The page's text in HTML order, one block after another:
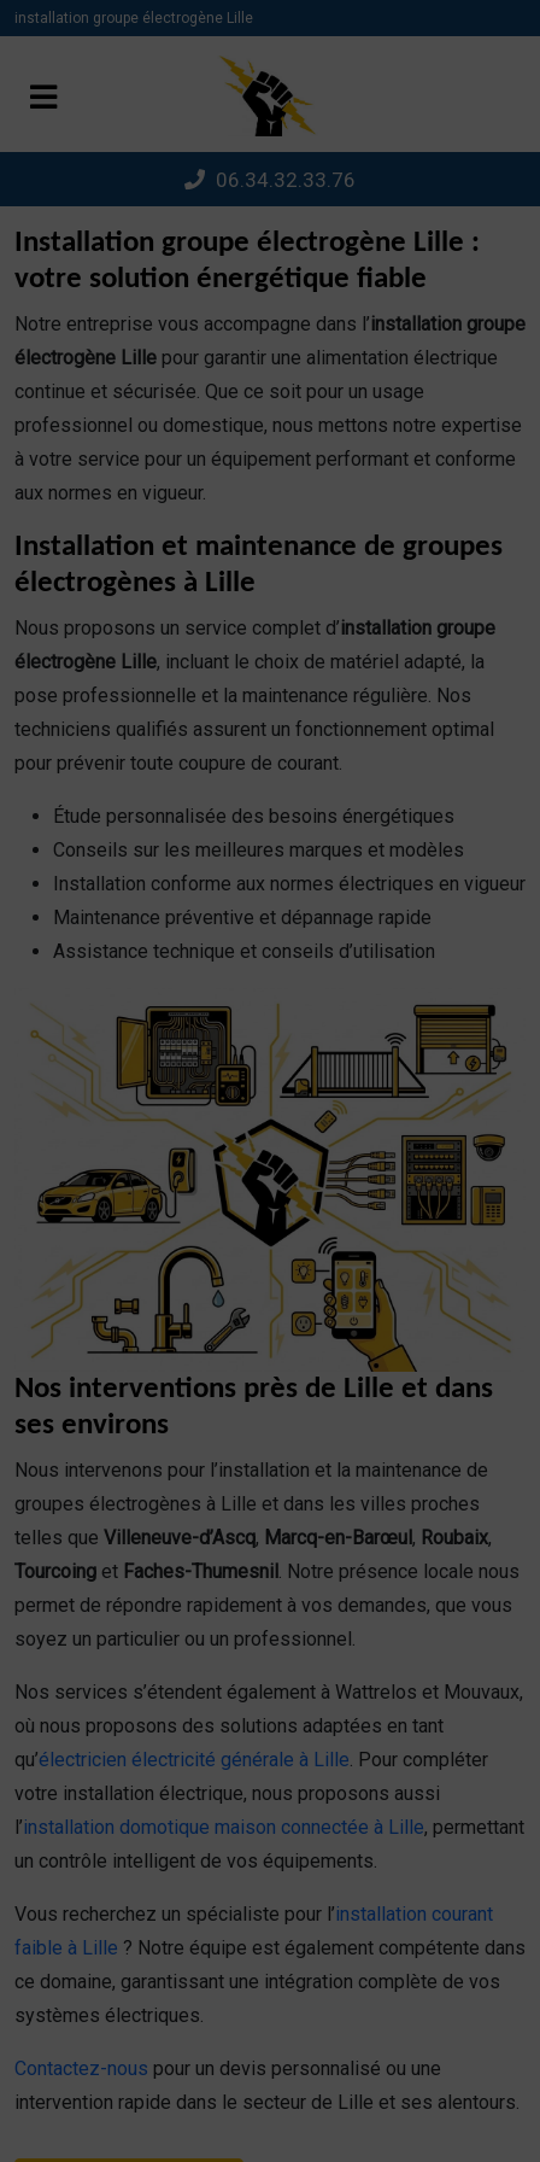
installation groupe électrogène Lille
06.34.32.33.76
Installation groupe électrogène Lille :
votre solution énergétique fiable
Notre entreprise vous accompagne dans l’installation groupe
électrogène Lille pour garantir une alimentation électrique
continue et sécurisée. Que ce soit pour un usage
professionnel ou domestique, nous mettons notre expertise
à votre service pour un équipement performant et conforme
aux normes en vigueur.
Installation et maintenance de groupes
électrogènes à Lille
Nous proposons un service complet d’installation groupe
électrogène Lille, incluant le choix de matériel adapté, la
pose professionnelle et la maintenance régulière. Nos
techniciens qualifiés assurent un fonctionnement optimal
pour prévenir toute coupure de courant.
Étude personnalisée des besoins énergétiques
Conseils sur les meilleures marques et modèles
Installation conforme aux normes électriques en vigueur
Maintenance préventive et dépannage rapide
Assistance technique et conseils d’utilisation
Nos interventions près de Lille et dans
ses environs
Nous intervenons pour l’installation et la maintenance de
groupes électrogènes à Lille et dans les villes proches
telles que Villeneuve-d’Ascq, Marcq-en-Barœul , Roubaix,
Tourcoing et Faches-Thumesnil
. Notre présence locale nous
permet de répondre rapidement à vos demandes, que vous
soyez un particulier ou un professionnel.
Nos services s’étendent également à Wattrelos et Mouvaux,
où nous proposons des solutions adaptées en tant
qu’électricien électricité générale à Lille . Pour compléter
votre installation électrique, nous proposons aussi
l’installation domotique maison connectée à Lille, permettant
un contrôle intelligent de vos équipements.
Vous recherchez un spécialiste pour l’installation courant
faible à Lille ? Notre équipe est également compétente dans
ce domaine, garantissant une intégration complète de vos
systèmes électriques.
Contactez-nous pour un devis personnalisé ou une
intervention rapide dans le secteur de Lille et ses alentours.
Panneau de gestion des cookies